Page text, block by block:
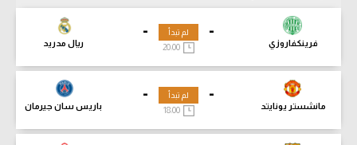
-
فرينكفاروزي
-
ريال مدريد
لم تبدأ
-
مانشستر يونايتد
-
باريس سان جيرمان
لم تبدأ
18:00